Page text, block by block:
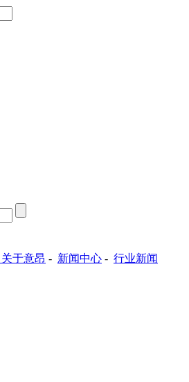
关于意昂 - 新闻中心 - 行业新闻